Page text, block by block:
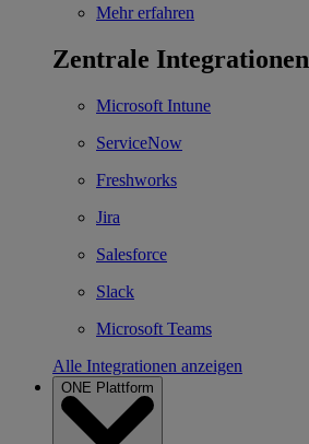
Mehr erfahren
Zentrale Integrationen
Microsoft Intune
ServiceNow
Freshworks
Jira
Salesforce
Slack
Microsoft Teams
Alle Integrationen anzeigen
ONE Plattform